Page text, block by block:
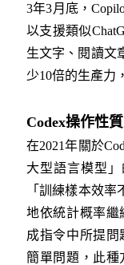
3年3月底，
以支援類似
生文字、閱讀文
少10倍的生產力
Codex操作性
在2021年關於
大型語言模型
「訓練樣本效
地依統計概率繼
成指令中所提問
簡單問題，此種